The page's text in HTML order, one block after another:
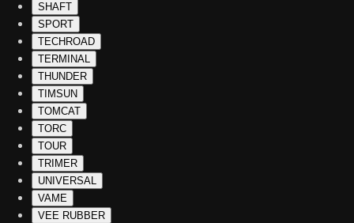
SHAFT
SPORT
TECHROAD
TERMINAL
THUNDER
TIMSUN
TOMCAT
TORC
TOUR
TRIMER
UNIVERSAL
VAME
VEE RUBBER